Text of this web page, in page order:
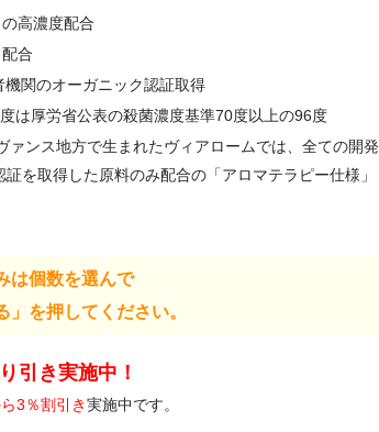
高濃度配合
合
関のオーガニック認証取得
は厚労省公表の殺菌濃度基準70度以上の96度
ァンス地方で生まれたヴィアロームでは、全ての開発
を取得した原料のみ配合の「アロマテラピー仕様」
は個数を選んで
」を押してください。
引き実施中！
3％割引き実施中です。